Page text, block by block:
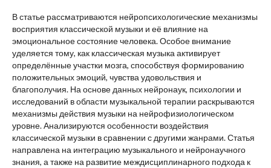
В статье рассматриваются нейропсихологические механизмы
восприятия классической музыки и её влияние на
эмоциональное состояние человека. Особое внимание
уделяется тому, как классическая музыка активирует
определённые участки мозга, способствуя формированию
положительных эмоций, чувства удовольствия и
благополучия. На основе данных нейронаук, психологии и
исследований в области музыкальной терапии раскрываются
механизмы действия музыки на нейрофизиологическом
уровне. Анализируются особенности воздействия
классической музыки в сравнении с другими жанрами. Статья
направлена на интеграцию музыкального и нейронаучного
знания, а также на развитие междисциплинарного подхода к